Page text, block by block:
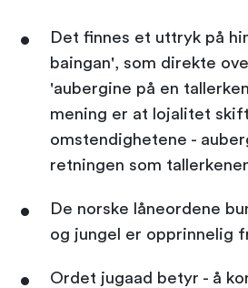
Det finnes et uttryk på
baingan', som direkte
'aubergine på en
mening er at lojalitet
omstendighetene -
retningen som
De norske låneordene
og jungel er opprinnelig
Ordet jugaad betyr - å